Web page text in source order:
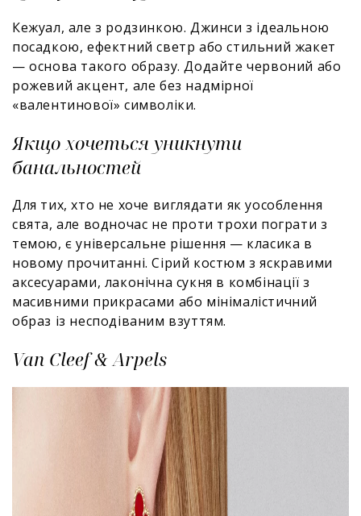
Кежуал, але з родзинкою. Джинси з ідеальною
посадкою, ефектний светр або стильний жакет
— основа такого образу. Додайте червоний або
рожевий акцент, але без надмірної
«валентинової» символіки.
Якщо хочеться уникнути
банальностей
Для тих, хто не хоче виглядати як уособлення
свята, але водночас не проти трохи пограти з
темою, є універсальне рішення — класика в
новому прочитанні. Сірий костюм з яскравими
аксесуарами, лаконічна сукня в комбінації з
масивними прикрасами або мінімалістичний
образ із несподіваним взуттям.
Van Cleef & Arpels